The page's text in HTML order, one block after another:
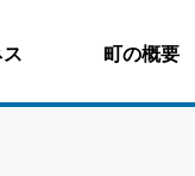
町の概要